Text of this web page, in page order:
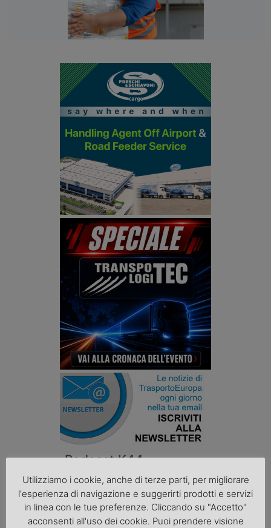
Podcast K44
Utilizziamo i cookie, anche di terze parti, per migliorare
l'esperienza di navigazione e suggerirti prodotti e servizi
in linea con le tue preferenze. Cliccando su "Accetto"
acconsenti all'uso dei cookie. Puoi prendere visione